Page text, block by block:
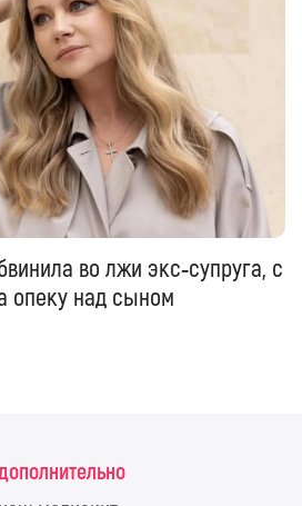
во лжи экс‑супруга, с
опеку над сыном